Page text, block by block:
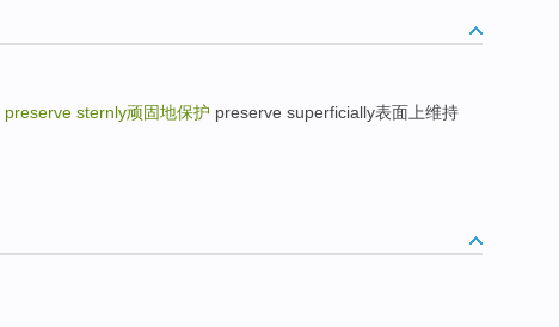
preserve sternly顽固地保护 preserve superficially表面上维持